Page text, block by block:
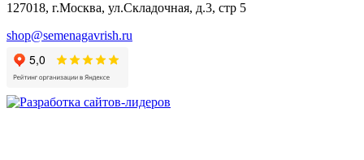
Валериана
Валерианелла
Гибискус лекарственный
Девясил
Душица
Змееголовник
127018, г.Москва, ул.Складочная, д.3, стр 5
shop@semenagavrish.ru